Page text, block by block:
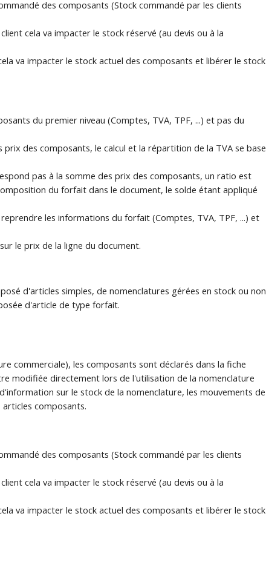
des composants (Stock commandé par les clients
cela va impacter le stock réservé (au devis ou à la
va impacter le stock actuel des composants et libérer le stock
du premier niveau (Comptes, TVA, TPF, ...) et pas du
des composants, le calcul et la répartition de la TVA se base
pas à la somme des prix des composants, un ratio est
du forfait dans le document, le solde étant appliqué
les informations du forfait (Comptes, TVA, TPF, ...) et
le prix de la ligne du document.
d'articles simples, de nomenclatures gérées en stock ou non
d'article de type forfait.
commerciale), les composants sont déclarés dans la fiche
modifiée directement lors de l'utilisation de la nomenclature
sur le stock de la nomenclature, les mouvements de
composants.
des composants (Stock commandé par les clients
cela va impacter le stock réservé (au devis ou à la
va impacter le stock actuel des composants et libérer le stock